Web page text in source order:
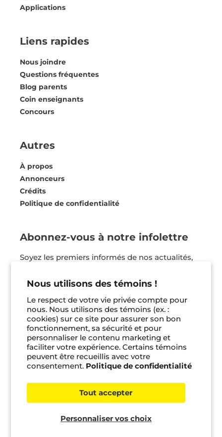
Nous utilisons des témoins !
Le respect de votre vie privée compte pour
nous. Nous utilisons des témoins (ex. :
cookies) sur ce site pour assurer son bon
fonctionnement, sa sécurité et pour
personnaliser le contenu marketing et
faciliter votre expérience. Certains témoins
peuvent être recueillis avec votre
consentement. Politique de confidentialité
Personnaliser vos choix
Tout accepter
Applications
Liens rapides
Nous joindre
Questions fréquentes
Blog parents
Coin enseignants
Concours
Autres
À propos
Annonceurs
Crédits
Politique de confidentialité
Abonnez-vous à notre infolettre
Soyez les premiers informés de nos actualités,
vous désinscrire en tout temps.
Je m'inscris
FacebookInstagramPinterest
© 2026 Bayard jeunesse •Gérer les témoins